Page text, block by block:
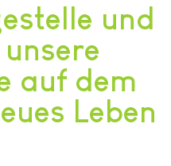
und
auf dem
Leben